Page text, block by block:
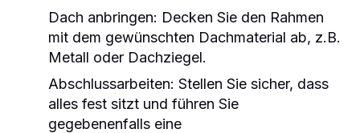
Dach anbringen: Decken Sie den Rahmen
mit dem gewünschten Dachmaterial ab, z.B.
Metall oder Dachziegel.
Abschlussarbeiten: Stellen Sie sicher, dass
alles fest sitzt und führen Sie
gegebenenfalls eine